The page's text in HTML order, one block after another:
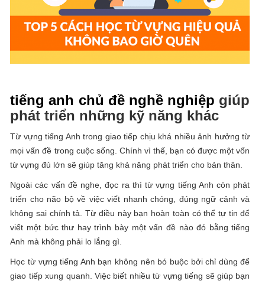
tiếng anh chủ đề nghề nghiệp giúp
phát triển những kỹ năng khác
Từ vựng tiếng Anh trong giao tiếp chịu khá nhiều ảnh hưởng từ
mọi vấn đề trong cuộc sống. Chính vì thế, bạn có được một vốn
từ vựng đủ lớn sẽ giúp tăng khả năng phát triển cho bản thân.
Ngoài các vấn đề nghe, đọc ra thì từ vựng tiếng Anh còn phát
triển cho não bộ về việc viết nhanh chóng, đúng ngữ cảnh và
không sai chính tả. Từ điều này bạn hoàn toàn có thể tự tin để
viết một bức thư hay trình bày một vấn đề nào đó bằng tiếng
Anh mà không phải lo lắng gì.
Học từ vựng tiếng Anh bạn không nên bó buộc bởi chỉ dùng để
giao tiếp xung quanh. Việc biết nhiều từ vựng tiếng sẽ giúp bạn